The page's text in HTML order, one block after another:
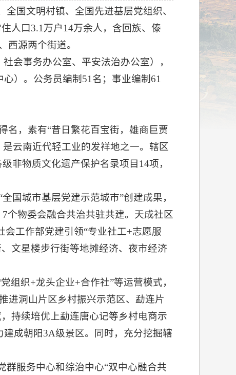
国文明村镇、全国先进基层党组织、
人口3.1万户14万余人，含回族、傣
西源两个街道。
会事务办公室、平安法治办公室），
）。公务员编制51名；事业编制61
名，素有“昔日繁花百宝街，雄商巨贾
云南近代轻工业的发祥地之一。辖区
非物质文化遗产保护名录项目14项，
国城市基层党建示范城市”创建成果，
个物委会融合共治共驻共建。天成社区
会工作部党建引领“专业社工+志愿服
文星楼步行街等地摊经济、夜市经济
组织+龙头企业+合作社”等运营模式，
进洞山片区乡村振兴示范区、勐连片
持续培优上勐连唐心记等乡村电商示
成朝阳3A级景区。同时，充分挖掘辖
群服务中心和综治中心“双中心融合共